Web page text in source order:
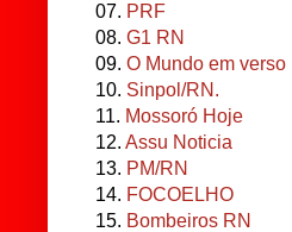
07. PRF
08. G1 RN
09. O Mundo em verso
10. Sinpol/RN.
11. Mossoró Hoje
12. Assu Noticia
13. PM/RN
14. FOCOELHO
15. Bombeiros RN